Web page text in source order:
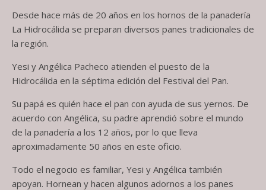
Desde hace más de 20 años en los hornos de la panadería
La Hidrocálida se preparan diversos panes tradicionales de
la región.
Yesi y Angélica Pacheco atienden el puesto de la
Hidrocálida en la séptima edición del Festival del Pan.
Su papá es quién hace el pan con ayuda de sus yernos. De
acuerdo con Angélica, su padre aprendió sobre el mundo
de la panadería a los 12 años, por lo que lleva
aproximadamente 50 años en este oficio.
Todo el negocio es familiar, Yesi y Angélica también
apoyan. Hornean y hacen algunos adornos a los panes